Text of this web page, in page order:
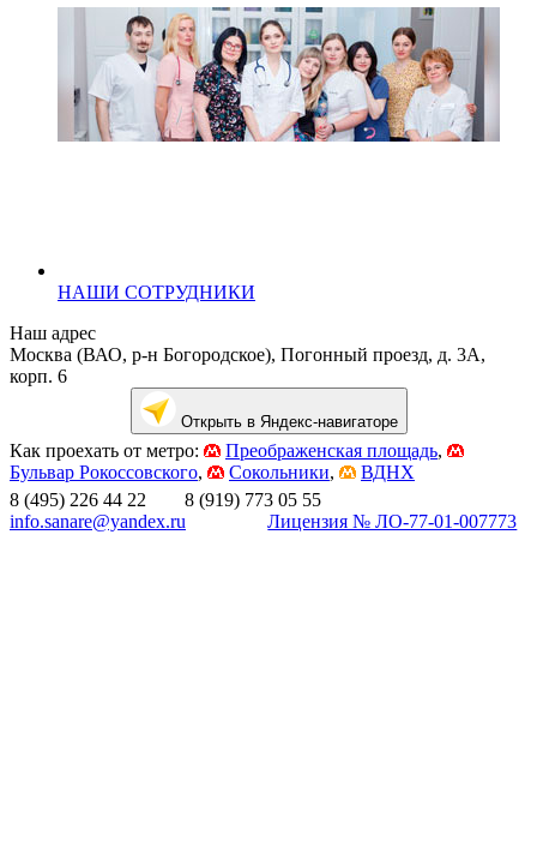
НАШИ СОТРУДНИКИ
Наш адрес
Москва (ВАО, р-н Богородское), Погонный проезд, д. 3А,
корп. 6
Открыть в Яндекс-навигаторе
Как проехать от метро: Преображенская площадь,
Бульвар Рокоссовского, Сокольники,
ВДНХ
8 (495) 226 44 22 8 (919) 773 05 55
info.sanare@yandex.ru
Лицензия № ЛО-77-01-007773